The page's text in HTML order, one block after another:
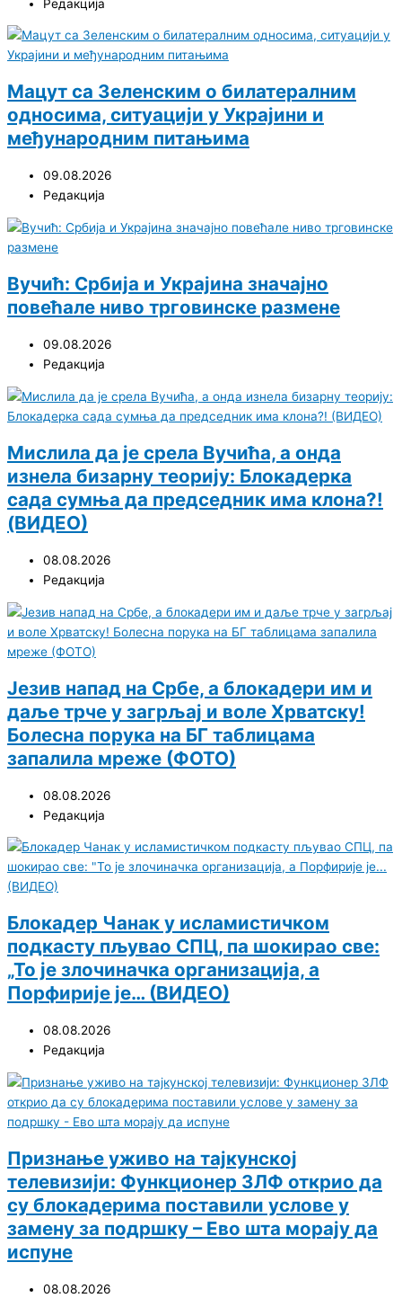
Редакција
Мацут са Зеленским о билатералним
односима, ситуацији у Украјини и
међународним питањима
09.08.2026
Редакција
Вучић: Србија и Украјина значајно
повећале ниво трговинске размене
09.08.2026
Редакција
Мислила да је срела Вучића, а онда
изнела бизарну теорију: Блокадерка
сада сумња да председник има клона?!
(ВИДЕО)
08.08.2026
Редакција
Језив напад на Србе, а блокадери им и
даље трче у загрљај и воле Хрватску!
Болесна порука на БГ таблицама
запалила мреже (ФОТО)
08.08.2026
Редакција
Блокадер Чанак у исламистичком
подкасту пљувао СПЦ, па шокирао све:
„То је злочиначка организација, а
Порфирије је… (ВИДЕО)
08.08.2026
Редакција
Признање уживо на тајкунској
телевизији: Функционер ЗЛФ открио да
су блокадерима поставили услове у
замену за подршку – Ево шта морају да
испуне
08.08.2026